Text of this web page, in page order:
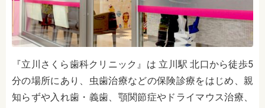
『立川さくら歯科クリニック』は 立川駅 北口から徒歩5
分の場所にあり、虫歯治療などの保険診療をはじめ、親
知らずや入れ歯・義歯、顎関節症やドライマウス治療、